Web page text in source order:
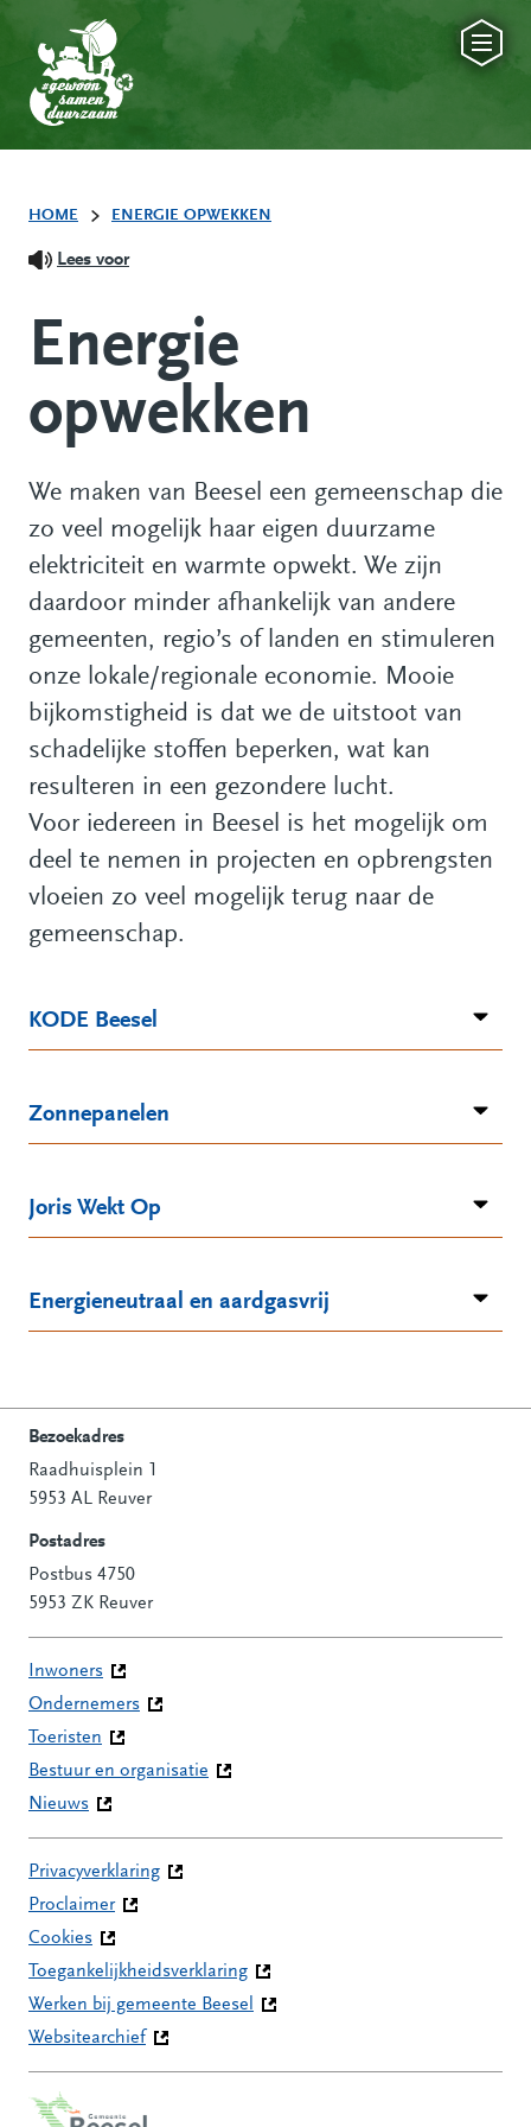
HOME ENERGIE OPWEKKEN
Lees voor
Energie
opwekken
We maken van Beesel een gemeenschap die
zo veel mogelijk haar eigen duurzame
elektriciteit en warmte opwekt. We zijn
daardoor minder afhankelijk van andere
gemeenten, regio’s of landen en stimuleren
onze lokale/regionale economie. Mooie
bijkomstigheid is dat we de uitstoot van
schadelijke stoffen beperken, wat kan
resulteren in een gezondere lucht.
Voor iedereen in Beesel is het mogelijk om
deel te nemen in projecten en opbrengsten
vloeien zo veel mogelijk terug naar de
gemeenschap.
KODE Beesel
Zonnepanelen
Joris Wekt Op
Energieneutraal en aardgasvrij
Contactinformatie
Bezoekadres
Raadhuisplein 1
5953 AL Reuver
Postadres
Postbus 4750
5953 ZK Reuver
Inwoners
Ondernemers
Toeristen
Bestuur en organisatie
Nieuws
Privacyverklaring
Proclaimer
Cookies
Toegankelijkheidsverklaring
Werken bij gemeente Beesel
Websitearchief